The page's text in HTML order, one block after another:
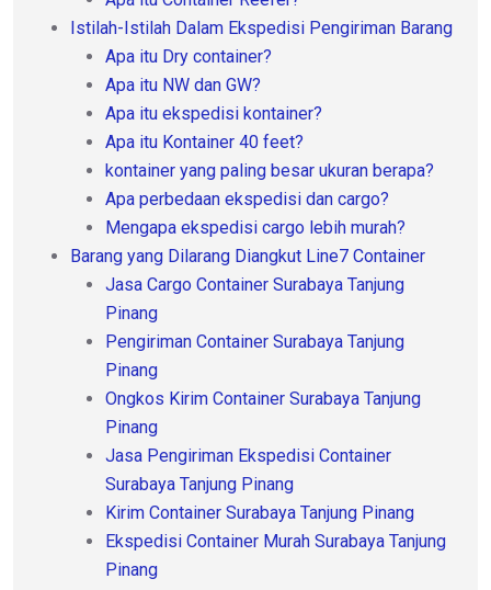
Istilah-Istilah Dalam Ekspedisi Pengiriman Barang
Apa itu Dry container?
Apa itu NW dan GW?
Apa itu ekspedisi kontainer?
Apa itu Kontainer 40 feet?
kontainer yang paling besar ukuran berapa?
Apa perbedaan ekspedisi dan cargo?
Mengapa ekspedisi cargo lebih murah?
Barang yang Dilarang Diangkut Line7 Container
Jasa Cargo Container Surabaya Tanjung
Pinang
Pengiriman Container Surabaya Tanjung
Pinang
Ongkos Kirim Container Surabaya Tanjung
Pinang
Jasa Pengiriman Ekspedisi Container
Surabaya Tanjung Pinang
Kirim Container Surabaya Tanjung Pinang
Ekspedisi Container Murah Surabaya Tanjung
Pinang